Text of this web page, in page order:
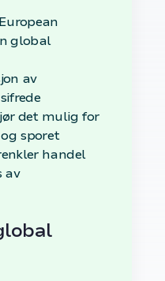
global
av
det mulig for
sporet
handel
av